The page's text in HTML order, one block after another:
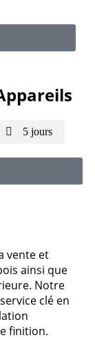
5 jours
vente et
ainsi que
Notre
clé en
finition.